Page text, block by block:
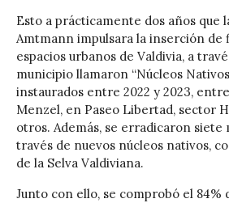
Esto a prácticamente dos años que
Amtmann impulsara la inserción de
espacios urbanos de Valdivia, a
municipio llamaron “Núcleos
instaurados entre 2022 y 2023,
Menzel, en Paseo Libertad, sector
otros. Además, se erradicaron siete
través de nuevos núcleos nativos,
de la Selva Valdiviana.
Junto con ello, se comprobó el 84%